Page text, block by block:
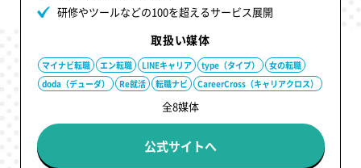
研修やツールなどの100を超えるサービス展開
取扱い媒体
マイナビ転職 エン転職 LINEキャリア type（タイプ）
女の転職
doda（デューダ）
Re就活 転職ナビ CareerCross（キャリアクロス）
全8媒体
公式サイトへ